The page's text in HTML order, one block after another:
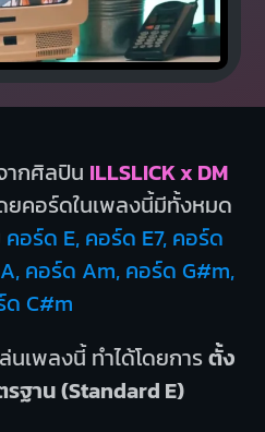
ากศิลปิน ILLSLICK x DM
ยคอร์ดในเพลงนี้มีทั้งหมด
คอร์ด E, คอร์ด E7, คอร์ด
คอร์ด Am, คอร์ด G#m,
ด C#m
นเพลงนี้ ทำได้โดยการตั้ง
ฐาน (Standard E)